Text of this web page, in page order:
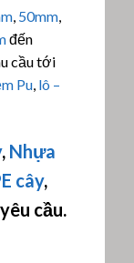
50mm
đến
cầu tới
Pu lô –
, Nhựa
cây,
cầu.